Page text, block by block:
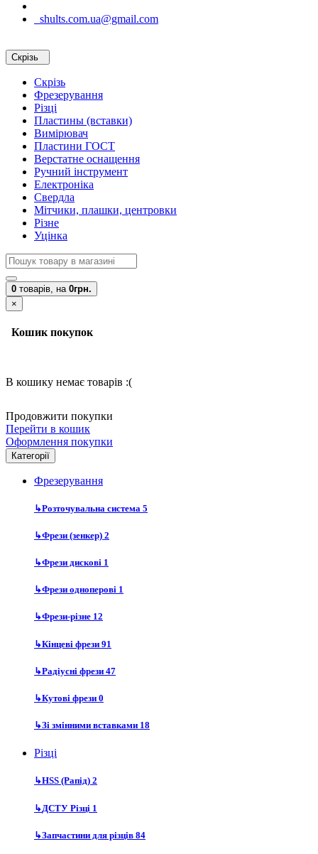
shults.com.ua@gmail.com
Скрізь
Скрізь
Фрезерування
Різці
Пластины (вставки)
Вимірювач
Пластини ГОСТ
Верстатне оснащення
Ручний інструмент
Електроніка
Свердла
Мітчики, плашки, центровки
Різне
Уцінка
0 товарів, на 0грн.
×
Кошик покупок
В кошику немає товарів :(
Продовжити покупки
Перейти в кошик
Оформлення покупки
Категорії
Фрезерування
↳Розточувальна система 5
↳Фрези (зенкер) 2
↳Фрези дискові 1
↳Фрези одноперові 1
↳Фрези-різне 12
↳Кінцеві фрези 91
↳Радіусні фрези 47
↳Кутові фрези 0
↳Зі змінними вставками 18
Різці
↳HSS (Рапід) 2
↳ДСТУ Різці 1
↳Запчастини для різців 84